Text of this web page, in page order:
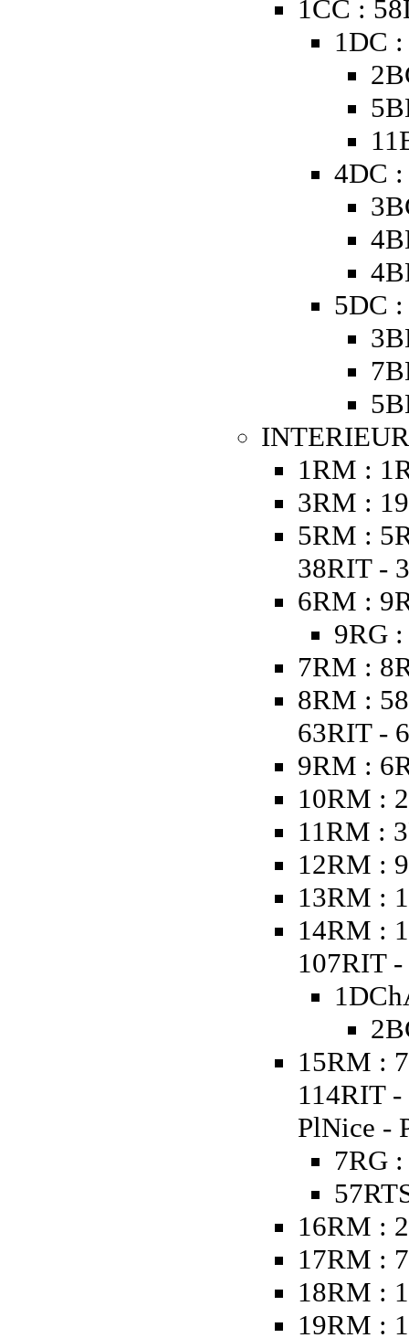
1CC :
1DC :
4DC :
5DC :
1RM :
3RM :
5RM :
38RIT -
6RM :
9RG
7RM :
8RM :
63RIT -
9RM :
10RM :
11RM :
12RM :
13RM :
14RM :
107RIT
15RM :
114RIT
PlNice -
7RG
16RM :
17RM :
18RM :
19RM :